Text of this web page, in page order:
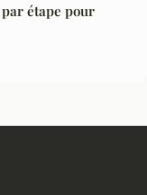
étape pour